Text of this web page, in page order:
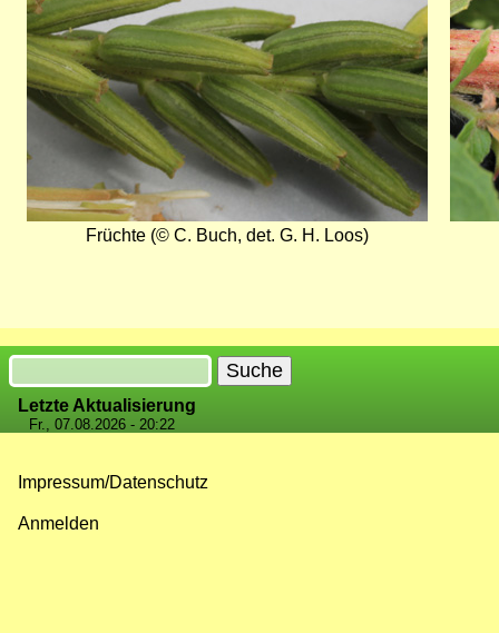
Früchte (© C. Buch, det. G. H. Loos)
Suche
Letzte Aktualisierung
Fr., 07.08.2026 - 20:22
Impressum/Datenschutz
Anmelden